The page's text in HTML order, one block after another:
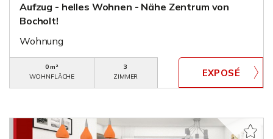
Aufzug - helles Wohnen - Nähe Zentrum von
Bocholt!
Wohnung
0 m²
WOHNFLÄCHE
3
ZIMMER